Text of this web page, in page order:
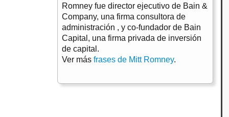
Romney fue director ejecutivo de Bain &
Company, una firma consultora de
administración , y co-fundador de Bain
Capital, una firma privada de inversión
de capital.
Ver más frases de Mitt Romney.